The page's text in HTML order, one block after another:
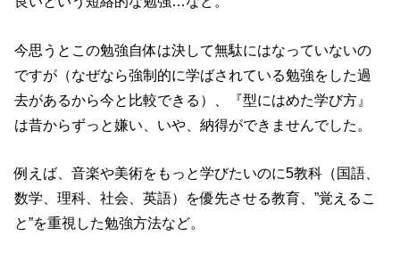
今思うとこの勉強自体は決して無駄にはなっていないの
ですが（なぜなら強制的に学ばされている勉強をした過
去があるから今と比較できる）、『型にはめた学び方』
は昔からずっと嫌い、いや、納得ができませんでした。
例えば、音楽や美術をもっと学びたいのに5教科（国語、
数学、理科、社会、英語）を優先させる教育、”覚えるこ
と”を重視した勉強方法など。